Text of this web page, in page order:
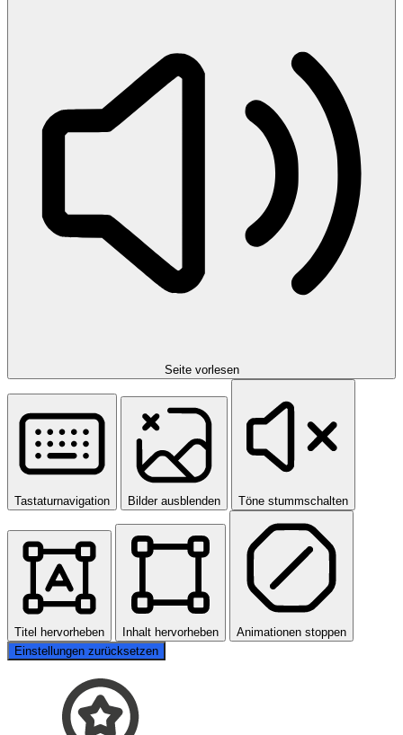
Seite vorlesen
Tastaturnavigation Bilder ausblenden Töne stummschalten
Titel hervorheben Inhalt hervorheben
Animationen stoppen
Einstellungen zurücksetzen